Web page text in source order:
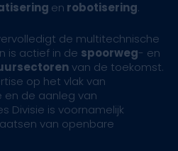
en robotisering.
de multitechnische
is actief in de spoorweg- en
van de toekomst.
op het vlak van
en de aanleg van
Divisie is voornamelijk
van openbare